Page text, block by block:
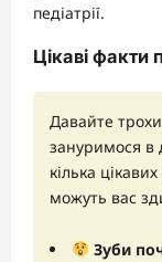
педіатрії.
Цікаві факти
Давайте
зануримося в
кілька
можуть вас
Зуби